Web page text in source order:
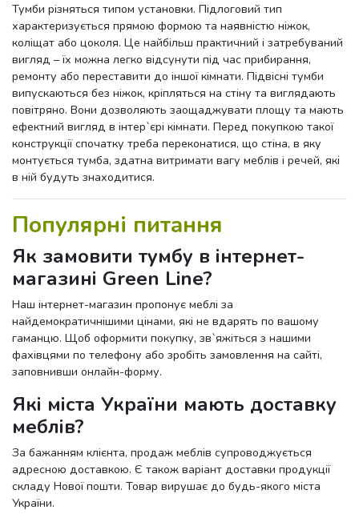
Тумби різняться типом установки. Підлоговий тип
характеризується прямою формою та наявністю ніжок,
коліщат або цоколя. Це найбільш практичний і затребуваний
вигляд – їх можна легко відсунути під час прибирання,
ремонту або переставити до іншої кімнати. Підвісні тумби
випускаються без ніжок, кріпляться на стіну та виглядають
повітряно. Вони дозволяють заощаджувати площу та мають
ефектний вигляд в інтер`єрі кімнати. Перед покупкою такої
конструкції спочатку треба переконатися, що стіна, в яку
монтується тумба, здатна витримати вагу меблів і речей, які
в ній будуть знаходитися.
Популярні питання
Як замовити тумбу в інтернет-
магазині Green Line?
Наш інтернет-магазин пропонує меблі за
найдемократичнішими цінами, які не вдарять по вашому
гаманцю. Щоб оформити покупку, зв`яжіться з нашими
фахівцями по телефону або зробіть замовлення на сайті,
заповнивши онлайн-форму.
Які міста України мають доставку
меблів?
За бажанням клієнта, продаж меблів супроводжується
адресною доставкою. Є також варіант доставки продукції
складу Нової пошти. Товар вирушає до будь-якого міста
України.